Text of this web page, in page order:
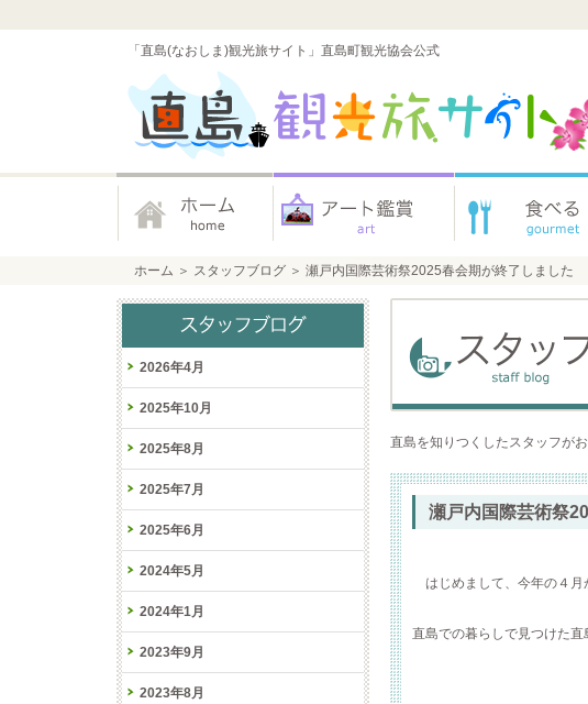
「直島(なおしま)観光旅サイト」直島町観光協会公式
ホーム ＞ スタッフブログ ＞ 瀬戸内国際芸術祭2025春会期が終了しました
直島を知りつくしたスタッフが
瀬戸内国際芸術祭
はじめまして、今年の４月
直島での暮らしで見つけた直
2026年4月
2025年10月
2025年8月
2025年7月
2025年6月
2024年5月
2024年1月
2023年9月
2023年8月